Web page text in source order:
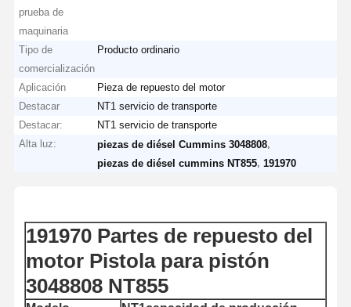
prueba de
maquinaria
Tipo de
comercialización
Producto ordinario
Aplicación
Pieza de repuesto del motor
Destacar
NT1 servicio de transporte
Destacar:
NT1 servicio de transporte
Alta luz:
piezas de diésel Cummins 3048808
piezas de diésel cummins NT855 ,191970
191970 Partes de repuesto del
motor Pistola para pistón
3048808 NT855